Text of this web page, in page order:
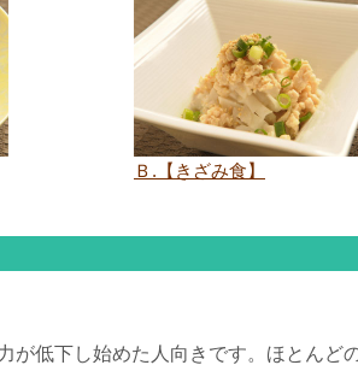
Ｂ.【きざみ食】
が低下し始めた人向きです。ほとんど